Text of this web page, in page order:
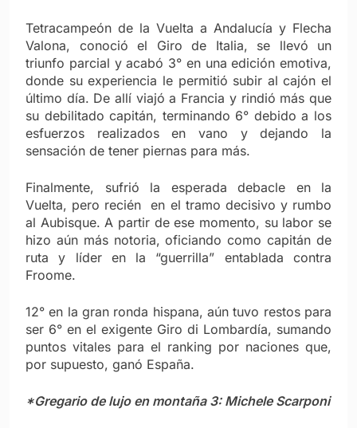
Tetracampeón de la Vuelta a Andalucía y Flecha
Valona, conoció el Giro de Italia, se llevó un
triunfo parcial y acabó 3° en una edición emotiva,
donde su experiencia le permitió subir al cajón el
último día. De allí viajó a Francia y rindió más que
su debilitado capitán, terminando 6° debido a los
esfuerzos realizados en vano y dejando la
sensación de tener piernas para más.
Finalmente, sufrió la esperada debacle en la
Vuelta, pero recién en el tramo decisivo y rumbo
al Aubisque. A partir de ese momento, su labor se
hizo aún más notoria, oficiando como capitán de
ruta y líder en la “guerrilla” entablada contra
Froome.
12° en la gran ronda hispana, aún tuvo restos para
ser 6° en el exigente Giro di Lombardía, sumando
puntos vitales para el ranking por naciones que,
por supuesto, ganó España.
*Gregario de lujo en montaña 3: Michele Scarponi